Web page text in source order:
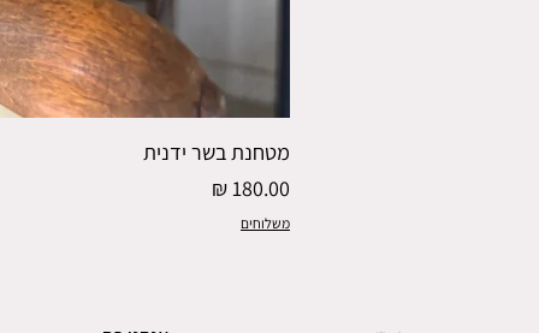
מטחנת בשר ידנית
מחיר
משלוחים